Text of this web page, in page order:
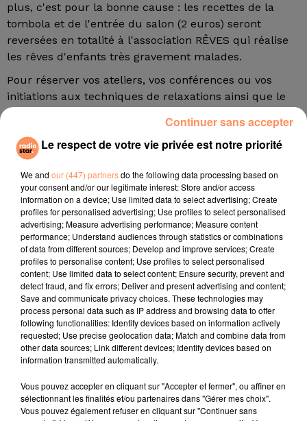
plus, c'est pour la bonne cause : les recettes de la
tombola et de l'entrée du salon (2 euros) seront
reversées en totalité à l'association RÊVES qui réalise
les rêves d'enfants très gravement malades.
Pour réserver vos ateliers, vos conférences ou vos
initiations aux techniques de relaxations ainsi que le
programme détaillé, contactez les organisateurs. Zen,
Infos pratiques
Samedi 30 septembre et dimanche 1er octobre
Camping Marius de La Couronne
Informations auprès de Fabienne Royannez, la
présidente de l’association Mieux Être Côte Bleue
06 13 57 77 97
Réservations auprès de Sylvie, au 06 13 75 71 26
fil actus
4 juillet 2022
Radio Star Live avec Dadju
Marseille : une application pour mettre en
relation extras et...
Le respect de votre vie privée est notre priorité
We and our (447) partnersdo the following data processing based on
your consent and/or our legitimate interest: Store and/or access
information on a device; Use limited data to select advertising; Create
profiles for personalised advertising; Use profiles to select personalised
advertising; Measure advertising performance; Measure content
performance; Understand audiences through statistics or combinations
of data from different sources; Develop and improve services; Create
profiles to personalise content; Use profiles to select personalised
content; Use limited data to select content; Ensure security, prevent and
detect fraud, and fix errors; Deliver and present advertising and content;
Save and communicate privacy choices. These technologies may
process personal data such as IP address and browsing data to offer
following functionalities: Identify devices based on information actively
requested; Use precise geolocation data; Match and combine data from
other data sources; Link different devices; Identify devices based on
information transmitted automatically.
Vous pouvez accepter en cliquant sur "Accepter et fermer", ou affiner en
sélectionnant les finalités et/ou partenaires dans "Gérer mes choix".
Vous pouvez également refuser en cliquant sur "Continuer sans
Continuer sans accepter